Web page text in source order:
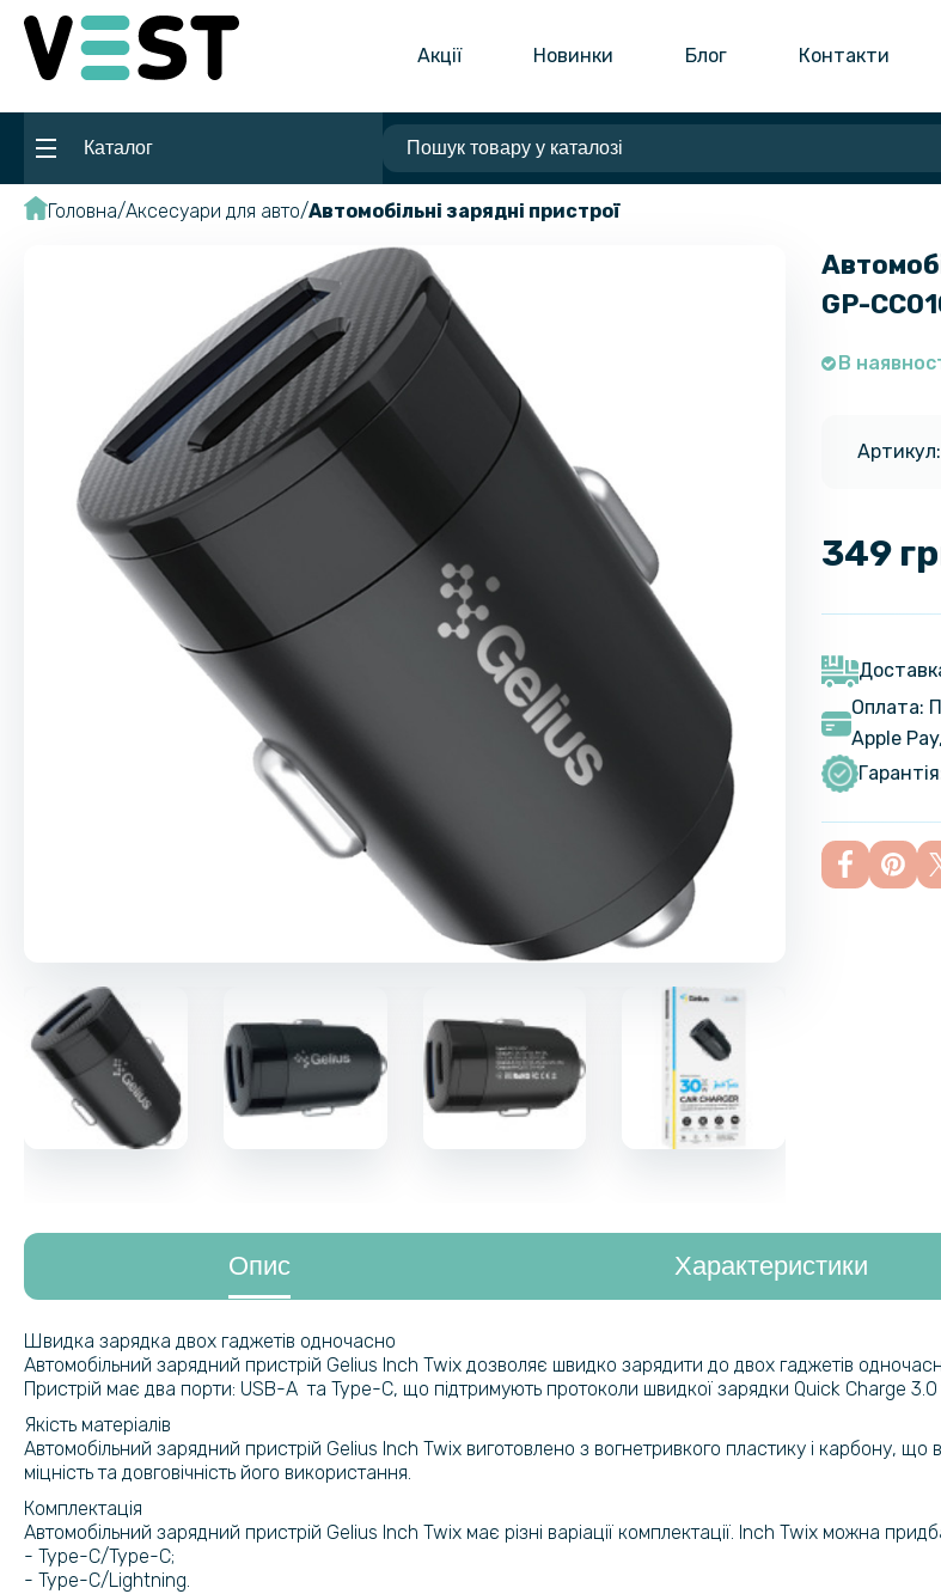
Акції Новинки Блог Контакти
Каталог
Головна Аксесуари для авто Автомобільні зарядні пристрої
GP-
В
Артикул:
349
Оплата:
Apple
Опис Характеристики
Швидка зарядка двох гаджетів одночасно
Автомобільний зарядний пристрій Gelius Inch Twix дозволяє швидко зарядити до двох гаджетів
Пристрій має два порти: USB-A та Type-C, що підтримують протоколи швидкої зарядки Quick Charge 3.0
Якість матеріалів
Автомобільний зарядний пристрій Gelius Inch Twix виготовлено з вогнетривкого пластику і карбону,
міцність та довговічність його використання.
Комплектація
Автомобільний зарядний пристрій Gelius Inch Twix має різні варіації комплектації. Inch Twix можна
- Type-C/Type-C;
- Type-C/Lightning.